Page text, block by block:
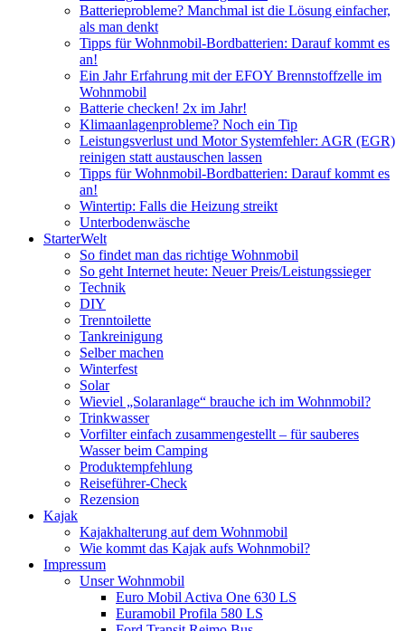
Batterieprobleme? Manchmal ist die Lösung einfacher,
als man denkt
Tipps für Wohnmobil-Bordbatterien: Darauf kommt es
an!
Ein Jahr Erfahrung mit der EFOY Brennstoffzelle im
Wohnmobil
Batterie checken! 2x im Jahr!
Klimaanlagenprobleme? Noch ein Tip
Leistungsverlust und Motor Systemfehler: AGR (EGR)
reinigen statt austauschen lassen
Tipps für Wohnmobil-Bordbatterien: Darauf kommt es
an!
Wintertip: Falls die Heizung streikt
Unterbodenwäsche
StarterWelt
So findet man das richtige Wohnmobil
So geht Internet heute: Neuer Preis/Leistungssieger
Technik
DIY
Trenntoilette
Tankreinigung
Selber machen
Winterfest
Solar
Wieviel „Solaranlage“ brauche ich im Wohnmobil?
Trinkwasser
Vorfilter einfach zusammengestellt – für sauberes
Wasser beim Camping
Produktempfehlung
Reiseführer-Check
Rezension
Kajak
Kajakhalterung auf dem Wohnmobil
Wie kommt das Kajak aufs Wohnmobil?
Impressum
Unser Wohnmobil
Euro Mobil Activa One 630 LS
Euramobil Profila 580 LS